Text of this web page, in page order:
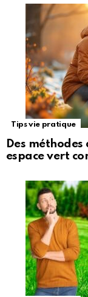
Tips vie pratique
Des
espace vert